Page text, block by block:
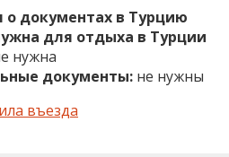
документах в Турцию
для отдыха в Турции
нужна
документы: не нужны
въезда